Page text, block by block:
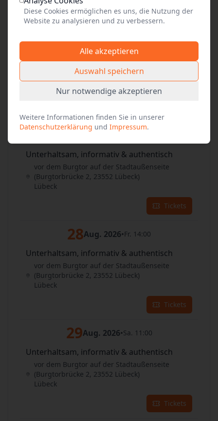
Tickets
26
Unterhaltsam, informativ & authentisch
vor dem Burgtor auf der Stadtaußenseite
(Burgtorbrücke 2, 23552 Lübeck)
Lübeck
27
Unterhaltsam, informativ & authentisch
vor dem Burgtor auf der Stadtaußenseite
(Burgtorbrücke 2, 23552 Lübeck)
Lübeck
Tickets
28Aug. 2026•Fr. 14:00
Unterhaltsam, informativ & authentisch
vor dem Burgtor auf der Stadtaußenseite
(Burgtorbrücke 2, 23552 Lübeck)
Lübeck
Tickets
29Aug. 2026•Sa. 11:00
Unterhaltsam, informativ & authentisch
vor dem Burgtor auf der Stadtaußenseite
(Burgtorbrücke 2, 23552 Lübeck)
Lübeck
Tickets
Diese Cookies ermöglichen es uns, die Nutzung der
Website zu analysieren und zu verbessern.
Alle akzeptieren
Auswahl speichern
Nur notwendige akzeptieren
Weitere Informationen finden Sie in unserer
Datenschutzerklärung und Impressum.